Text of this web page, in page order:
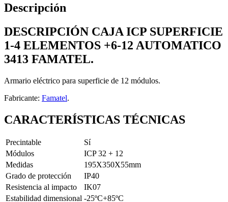
Descripción
DESCRIPCIÓN CAJA ICP SUPERFICIE
1-4 ELEMENTOS +6-12 AUTOMATICO
3413 FAMATEL.
Armario eléctrico para superficie de 12 módulos.
Fabricante: Famatel.
CARACTERÍSTICAS TÉCNICAS
Precintable
Sí
Módulos
ICP 32 + 12
Medidas
195X350X55mm
Grado de protección
IP40
Resistencia al impacto
IK07
Estabilidad dimensional -25ºC+85ºC